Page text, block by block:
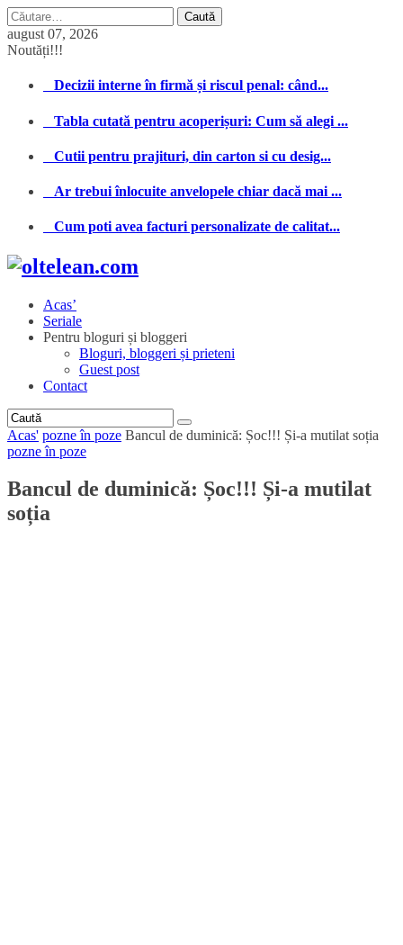
Caută
după:
august 07, 2026
Noutăți!!!
Decizii interne în firmă și riscul penal: când...
Tabla cutată pentru acoperișuri: Cum să alegi ...
Cutii pentru prajituri, din carton si cu desig...
Ar trebui înlocuite anvelopele chiar dacă mai ...
Cum poti avea facturi personalizate de calitat...
Acas’
Seriale
Pentru bloguri și bloggeri
Bloguri, bloggeri și prieteni
Guest post
Contact
Acas' pozne în poze Bancul de duminică: Șoc!!! Și-a mutilat soția
pozne în poze
Bancul de duminică: Șoc!!! Și-a mutilat
soția